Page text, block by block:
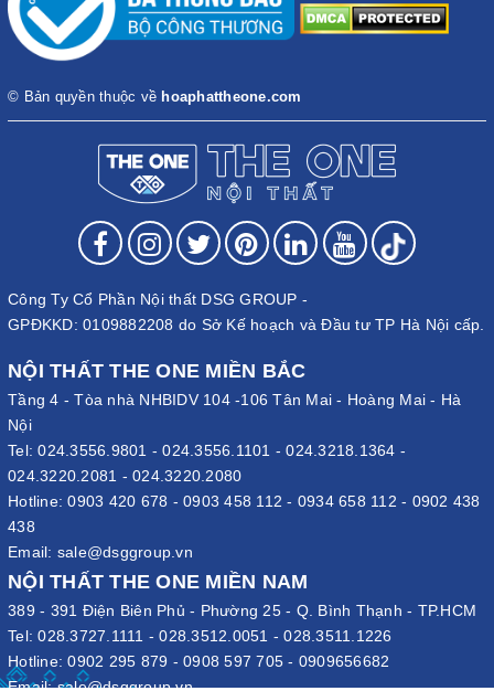
Một yếu tố quan trọng không kém khi chọn mẫu tủ phụ cho giám
rộng thì có thể lựa mẫu tủ có kích thước rộng một chút. Bởi như
thế có thể đựng được nhiều tài liệu, giấy tờ, hồ sơ hay vật dụng
cá nhân hơn. Còn diện tích căn phòng không quá rộng rãi, có
phần hạn chế. Cần cân nhắc phương án chọn tủ phụ giám đốc có
có nhiều ngăn. Tủ không cần có diện tích quá lớn nhưng vẫn đủ
không gian cho sếp sắp xếp, quản lý tài liệu.
Lựa chọn tủ phụ dựa trên yếu tố
phong thủy
Có khá nhiều vị lãnh đạo thường quan tâm, coi trọng vấn đề
phong thủy khi chọn nội thất. Theo quan điểm liên quan đến tâm
linh, thuận phong thủy sẽ mang đến tài lộc, vận may cho chính vị
© Bản quyền thuộc về hoaphattheone.com
Công Ty Cổ Phần Nội thất DSG GROUP -
GPĐKKD: 0109882208 do Sở Kế hoạch và Đầu tư TP Hà Nội cấp.
NỘI THẤT THE ONE MIỀN BẮC
Tầng 4 - Tòa nhà NHBIDV 104 -106 Tân Mai - Hoàng Mai - Hà
Nội
Tel:024.3556.9801 -024.3556.1101 -024.3218.1364 -
024.3220.2081 - 024.3220.2080
Hotline:0903 420 678 - 0903 458 112 - 0934 658 112 - 0902 438
438
Email: sale@dsggroup.vn
NỘI THẤT THE ONE MIỀN NAM
389 - 391 Điện Biên Phủ - Phường 25 - Q. Bình Thạnh - TP.HCM
Tel:028.3727.1111 -028.3512.0051 -028.3511.1226
Hotline:0902 295 879 - 0908 597 705 - 0909656682
Email:sale@dsggroup.vn